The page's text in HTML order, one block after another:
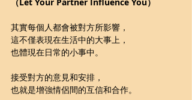
其實每個人都會被對方所影響，
這不僅表現在生活中的大事上，
也體現在日常的小事中。
接受對方的意見和安排，
也就是增強情侶間的互信和合作。